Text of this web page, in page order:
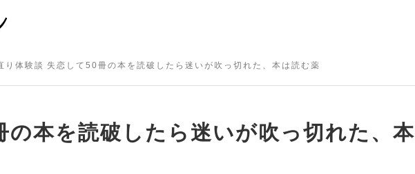
り体験談 失恋して50冊の本を読破したら迷いが吹っ切れた、本は読む薬
の本を読破したら迷いが吹っ切れた、本